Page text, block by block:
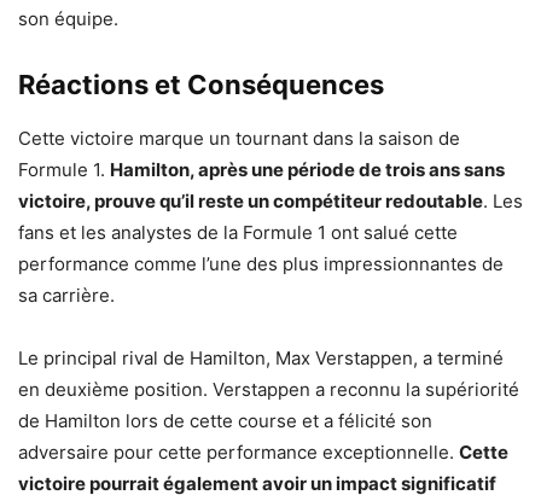
son équipe.
Réactions et Conséquences
Cette victoire marque un tournant dans la saison de
Formule 1. Hamilton, après une période de trois ans sans
victoire, prouve qu’il reste un compétiteur redoutable. Les
fans et les analystes de la Formule 1 ont salué cette
performance comme l’une des plus impressionnantes de
sa carrière.
Le principal rival de Hamilton, Max Verstappen, a terminé
en deuxième position. Verstappen a reconnu la supériorité
de Hamilton lors de cette course et a félicité son
adversaire pour cette performance exceptionnelle. Cette
victoire pourrait également avoir un impact significatif